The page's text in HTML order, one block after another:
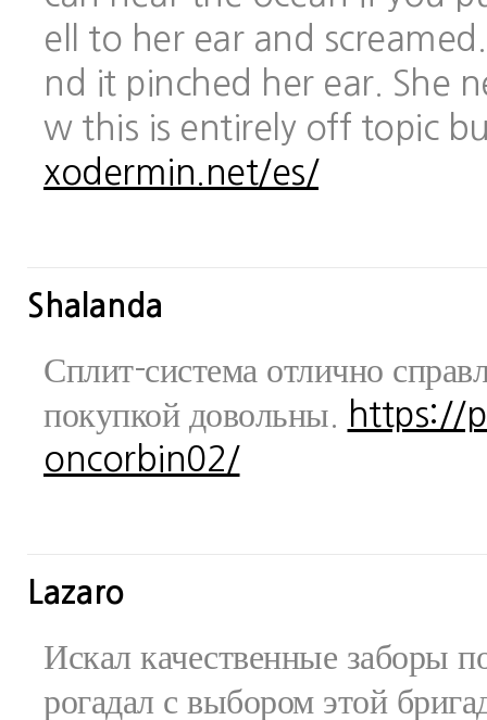
ell to her ear and
nd it pinched her ear. She
w this is entirely off topic
xodermin.net/es/
Shalanda
Сплит-система отлично
покупкой довольны.
https://
oncorbin02/
Lazaro
Искал качественные заборы
рогадал с выбором этой